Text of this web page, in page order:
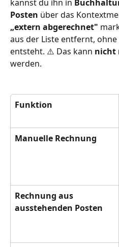
kannst du ihn in
Posten über das
„extern abgerechnet"
aus der Liste entfernt, ohne
entsteht. ⚠️ Das kann nicht
werden.
Funktion
Manuelle Rechnung
Rechnung aus
ausstehenden Posten